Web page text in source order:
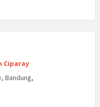
Ciparay
Bandung,